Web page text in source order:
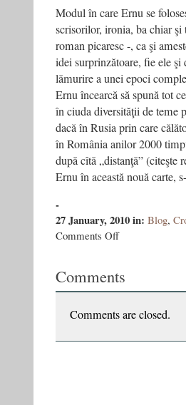
Modul în care Ernu se
scrisorilor, ironia, ba chiar
roman picaresc -, ca şi
idei surprinzătoare, fie ele şi
lămurire a unei epoci
Ernu încearcă să spună tot
în ciuda diversităţii de teme
dacă în Rusia prin care
în România anilor 2000
după cîtă „distanţă” (citeşte
Ernu în această nouă carte,
-
27 January, 2010in: Blog,
Comments Offon
uz
Comments
Comments are closed.